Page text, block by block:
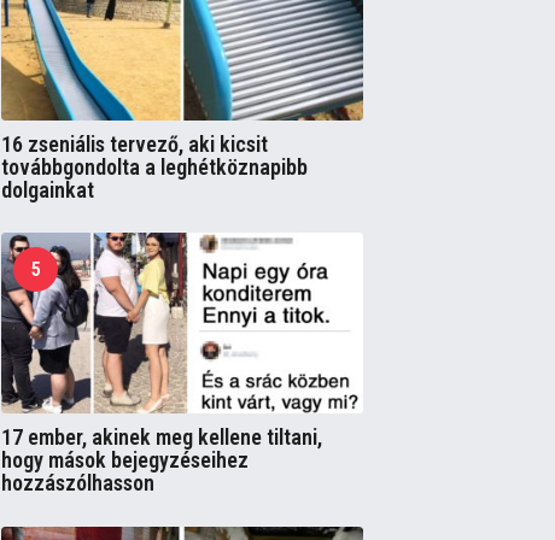
16 zseniális tervező, aki kicsit
továbbgondolta a leghétköznapibb
dolgainkat
5
17 ember, akinek meg kellene tiltani,
hogy mások bejegyzéseihez
hozzászólhasson